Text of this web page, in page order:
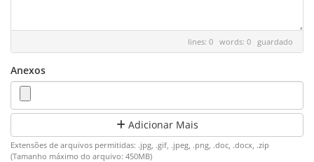
lines: 0 words: 0 guardado
Anexos
Adicionar Mais
Extensões de arquivos permitidas: .jpg, .gif, .jpeg, .png, .doc, .docx, .zip
(Tamanho máximo do arquivo: 450MB)